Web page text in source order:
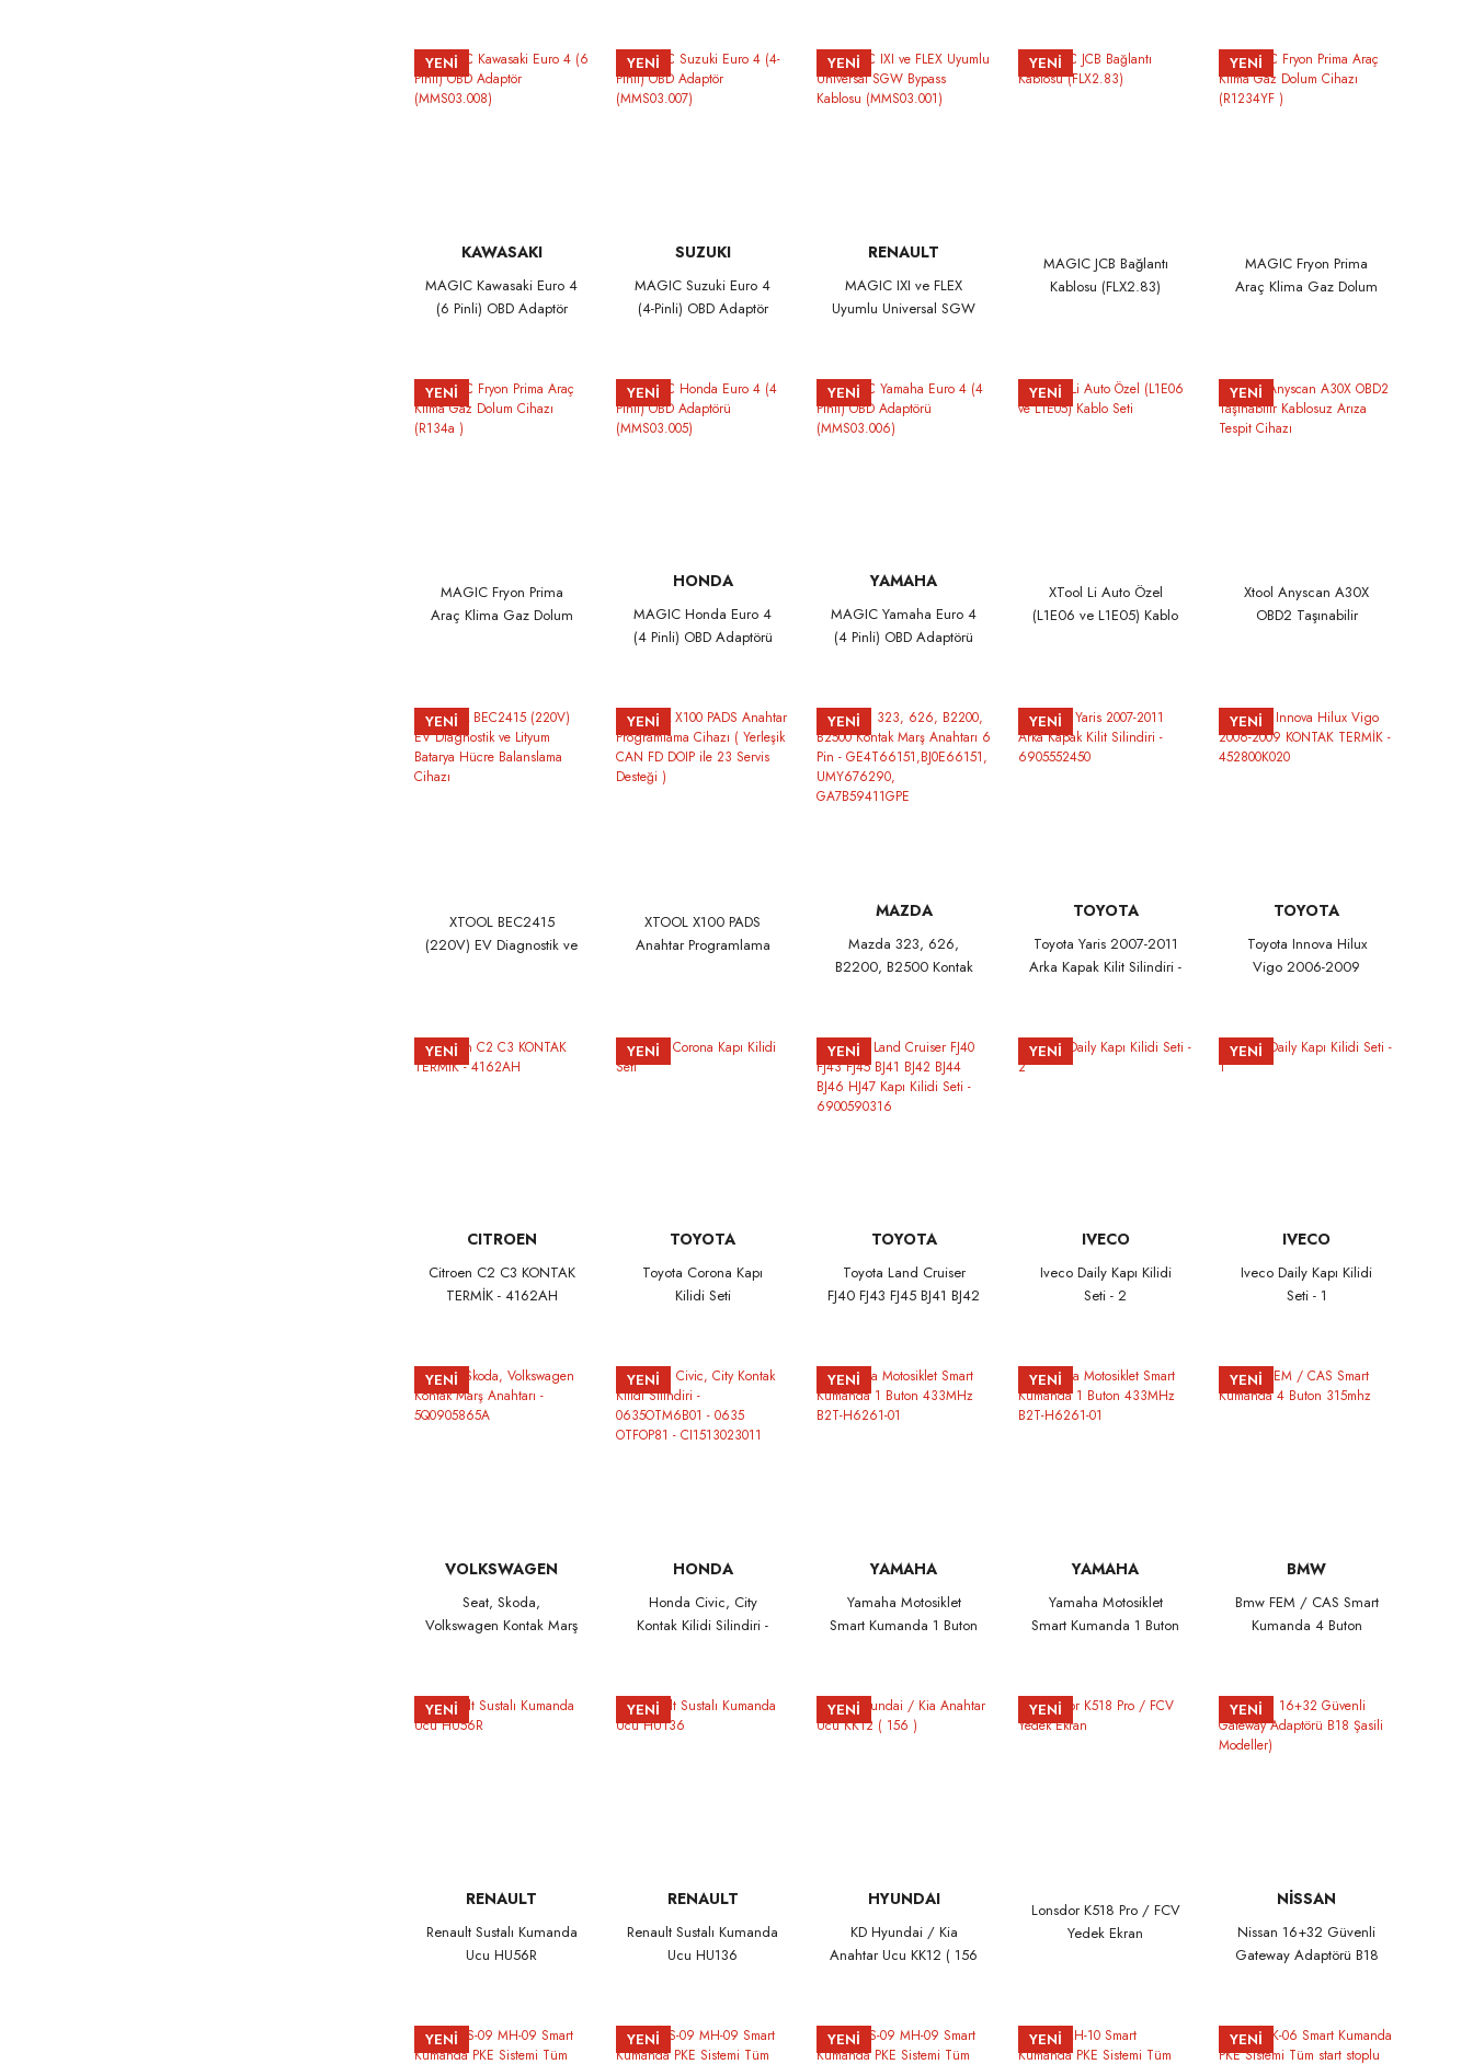
YENİ
KAWASAKI
MAGIC Kawasaki Euro 4
(6 Pinli) OBD Adaptör
YENİ
SUZUKI
MAGIC Suzuki Euro 4
(4-Pinli) OBD Adaptör
YENİ
RENAULT
MAGIC IXI ve FLEX
Uyumlu Universal SGW
YENİ
MAGIC JCB Bağlantı
Kablosu (FLX2.83)
YENİ
MAGIC Fryon Prima
Araç Klima Gaz Dolum
YENİ
MAGIC Fryon Prima
Araç Klima Gaz Dolum
YENİ
HONDA
MAGIC Honda Euro 4
(4 Pinli) OBD Adaptörü
YENİ
YAMAHA
MAGIC Yamaha Euro 4
(4 Pinli) OBD Adaptörü
YENİ
XTool Li Auto Özel
(L1E06 ve L1E05) Kablo
YENİ
Xtool Anyscan A30X
OBD2 Taşınabilir
YENİ
XTOOL BEC2415
(220V) EV Diagnostik ve
YENİ
XTOOL X100 PADS
Anahtar Programlama
YENİ
MAZDA
Mazda 323, 626,
B2200, B2500 Kontak
UMY676290,
GA7B59411GPE
YENİ
TOYOTA
Toyota Yaris 2007-2011
Arka Kapak Kilit Silindiri -
YENİ
TOYOTA
Toyota Innova Hilux
Vigo 2006-2009
YENİ
CITROEN
Citroen C2 C3 KONTAK
TERMİK - 4162AH
YENİ
TOYOTA
Toyota Corona Kapı
Kilidi Seti
YENİ
TOYOTA
Toyota Land Cruiser
FJ40 FJ43 FJ45 BJ41 BJ42
YENİ
IVECO
Iveco Daily Kapı Kilidi
Seti - 2
YENİ
IVECO
Iveco Daily Kapı Kilidi
Seti - 1
YENİ
VOLKSWAGEN
Seat, Skoda,
Volkswagen Kontak Marş
YENİ
HONDA
Honda Civic, City
Kontak Kilidi Silindiri -
CI1513023011
YENİ
YAMAHA
Yamaha Motosiklet
Smart Kumanda 1 Buton
YENİ
YAMAHA
Yamaha Motosiklet
Smart Kumanda 1 Buton
YENİ
BMW
Bmw FEM / CAS Smart
Kumanda 4 Buton
YENİ
RENAULT
Renault Sustalı Kumanda
Ucu HU56R
YENİ
RENAULT
Renault Sustalı Kumanda
Ucu HU136
YENİ
HYUNDAI
KD Hyundai / Kia
Anahtar Ucu KK12 ( 156
YENİ
Lonsdor K518 Pro / FCV
Yedek Ekran
YENİ
NİSSAN
Nissan 16+32 Güvenli
Gateway Adaptörü B18
YENİ YENİ YENİ YENİ YENİ